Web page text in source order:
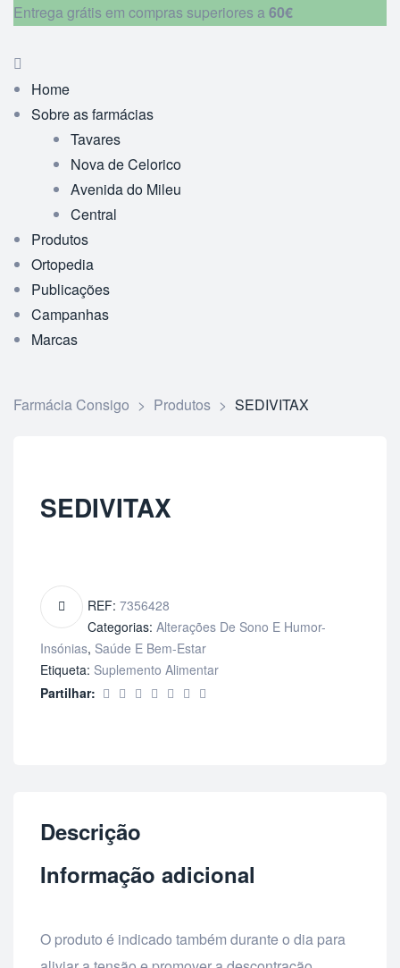
Entrega grátis em compras superiores a60€
Home
Sobre as farmácias
Tavares
Nova de Celorico
Avenida do Mileu
Central
Produtos
Ortopedia
Publicações
Campanhas
Marcas
Farmácia Consigo > Produtos > SEDIVITAX
SEDIVITAX
REF: 7356428
Categorias: Alterações De Sono E Humor-
Insónias, Saúde E Bem-Estar
Etiqueta: Suplemento Alimentar
Partilhar:
Descrição
Informação adicional
O produto é indicado também durante o dia para